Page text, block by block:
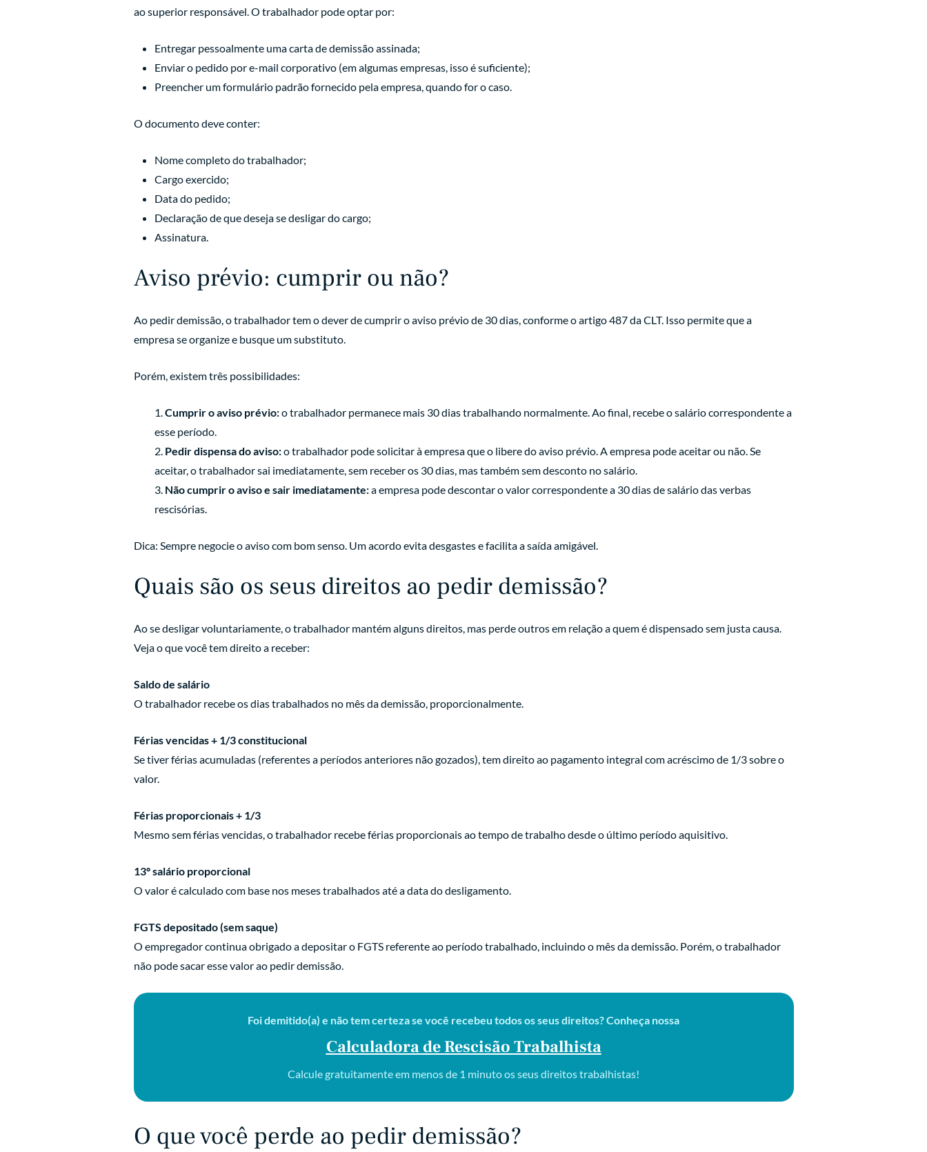
ao superior responsável. O trabalhador pode optar por:
Entregar pessoalmente uma carta de demissão assinada;
Enviar o pedido por e-mail corporativo (em algumas empresas, isso é suficiente);
Preencher um formulário padrão fornecido pela empresa, quando for o caso.
O documento deve conter:
Nome completo do trabalhador;
Cargo exercido;
Data do pedido;
Declaração de que deseja se desligar do cargo;
Assinatura.
Aviso prévio: cumprir ou não?
Ao pedir demissão, o trabalhador tem o dever de cumprir o aviso prévio de 30 dias, conforme o artigo 487 da CLT. Isso permite que a
empresa se organize e busque um substituto.
Porém, existem três possibilidades:
Cumprir o aviso prévio:o trabalhador permanece mais 30 dias trabalhando normalmente. Ao final, recebe o salário correspondente a
esse período.
Pedir dispensa do aviso:o trabalhador pode solicitar à empresa que o libere do aviso prévio. A empresa pode aceitar ou não. Se
aceitar, o trabalhador sai imediatamente, sem receber os 30 dias, mas também sem desconto no salário.
Não cumprir o aviso e sair imediatamente:a empresa pode descontar o valor correspondente a 30 dias de salário das verbas
rescisórias.
Dica: Sempre negocie o aviso com bom senso. Um acordo evita desgastes e facilita a saída amigável.
Quais são os seus direitos ao pedir demissão?
Ao se desligar voluntariamente, o trabalhador mantém alguns direitos, mas perde outros em relação a quem é dispensado sem justa causa.
Veja o que você tem direito a receber:
Saldo de salário
O trabalhador recebe os dias trabalhados no mês da demissão, proporcionalmente.
Férias vencidas + 1/3 constitucional
Se tiver férias acumuladas (referentes a períodos anteriores não gozados), tem direito ao pagamento integral com acréscimo de 1/3 sobre o
valor.
Férias proporcionais + 1/3
Mesmo sem férias vencidas, o trabalhador recebe férias proporcionais ao tempo de trabalho desde o último período aquisitivo.
13º salário proporcional
O valor é calculado com base nos meses trabalhados até a data do desligamento.
FGTS depositado (sem saque)
O empregador continua obrigado a depositar o FGTS referente ao período trabalhado, incluindo o mês da demissão. Porém, o trabalhador
não pode sacar esse valor ao pedir demissão.
Foi demitido(a) e não tem certeza se você recebeu todos os seus direitos? Conheça nossa
Calculadora de Rescisão Trabalhista
Calcule gratuitamente em menos de 1 minuto os seus direitos trabalhistas!
O que você perde ao pedir demissão?